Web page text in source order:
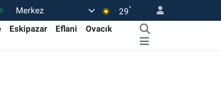
Merkez 29°
Eskipazar Eflani
Ovacık